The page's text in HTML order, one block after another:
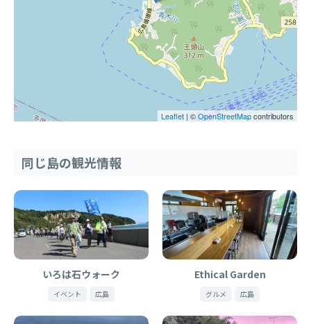
Leaflet | ©OpenStreetMapcontributors
同じ島の観光情報
いろは石ウォーク
イベント 広島
Ethical Garden
グルメ 広島